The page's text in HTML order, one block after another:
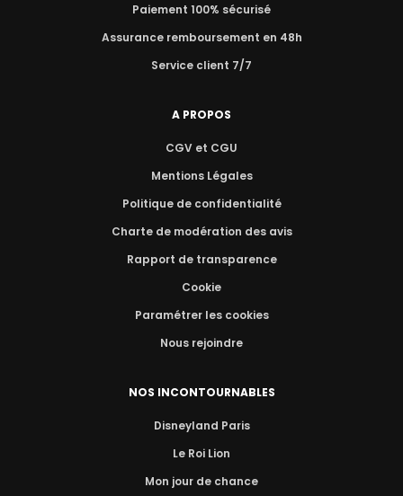
Paiement 100% sécurisé
Assurance remboursement en 48h
Service client 7/7
A PROPOS
CGV et CGU
Mentions Légales
Politique de confidentialité
Charte de modération des avis
Rapport de transparence
Cookie
Paramétrer les cookies
Nous rejoindre
NOS INCONTOURNABLES
Disneyland Paris
Le Roi Lion
Mon jour de chance